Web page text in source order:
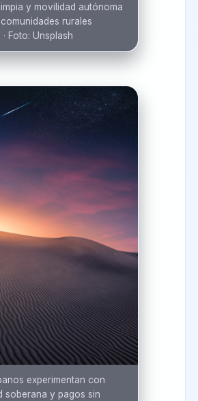
y movilidad autónoma
rurales
· Foto: Unsplash
experimentan con
soberana y pagos sin